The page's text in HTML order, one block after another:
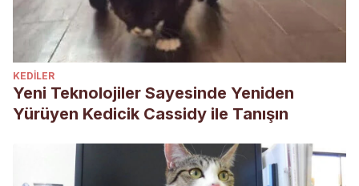
KEDILER
Yeni Teknolojiler Sayesinde Yeniden
Yürüyen Kedicik Cassidy ile Tanışın